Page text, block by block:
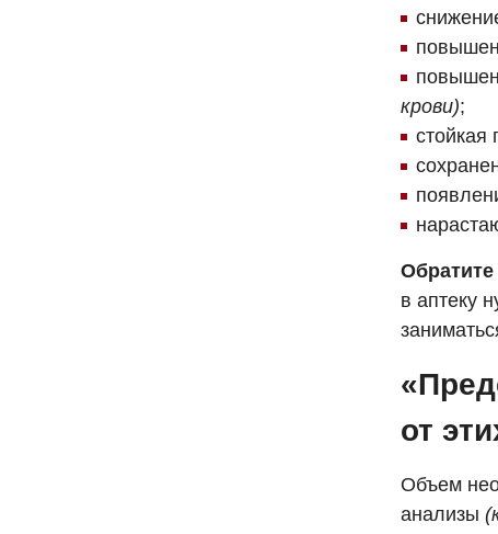
крови);
стойкая
в аптеку
от
Объем
анализы